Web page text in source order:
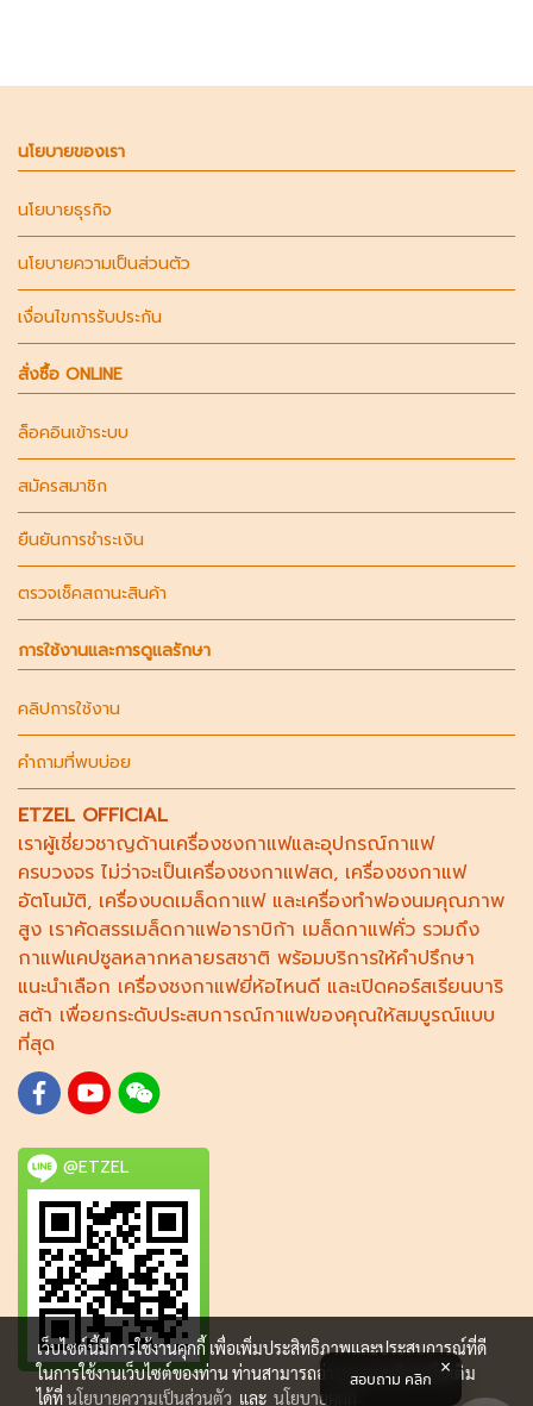
นโยบายของเรา
นโยบายธุรกิจ
นโยบายความเป็นส่วนตัว
เงื่อนไขการรับประกัน
สั่งซื้อ ONLINE
ล็อคอินเข้าระบบ
สมัครสมาชิก
ยืนยันการชำระเงิน
ตรวจเช็คสถานะสินค้า
การใช้งานและการดูแลรักษา
คลิปการใช้งาน
คำถามที่พบบ่อย
ETZEL OFFICIAL
เราผู้เชี่ยวชาญด้านเครื่องชงกาแฟและอุปกรณ์กาแฟ
ครบวงจร ไม่ว่าจะเป็นเครื่องชงกาแฟสด, เครื่องชงกาแฟ
อัตโนมัติ, เครื่องบดเมล็ดกาแฟและเครื่องทำฟองนมคุณภาพ
สูง เราคัดสรรเมล็ดกาแฟอาราบิก้า เมล็ดกาแฟคั่ว รวมถึง
กาแฟแคปซูลหลากหลายรสชาติ พร้อมบริการให้คำปรึกษา
แนะนำเลือก เครื่องชงกาแฟยี่ห้อไหนดี และเปิดคอร์สเรียนบาริ
สต้า เพื่อยกระดับประสบการณ์กาแฟของคุณให้สมบูรณ์แบบ
ที่สุด
@ETZEL
เว็บไซต์นี้มีการใช้งานคุกกี้ เพื่อเพิ่มประสิทธิภาพและประสบการณ์ที่ดี
ในการใช้งานเว็บไซต์ของท่าน ท่านสามารถอ่านรายละเอียดเพิ่มเติม
ได้ที่นโยบายความเป็นส่วนตัว และ นโยบายคุกกี้
สอบถาม คลิก